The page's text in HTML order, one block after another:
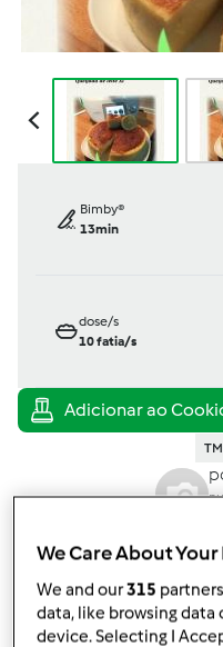
Bimby®
13min
dose/s
10fatia/s
Adicionar
We Care About
We and our315
data, like browsing
device. Selecting I